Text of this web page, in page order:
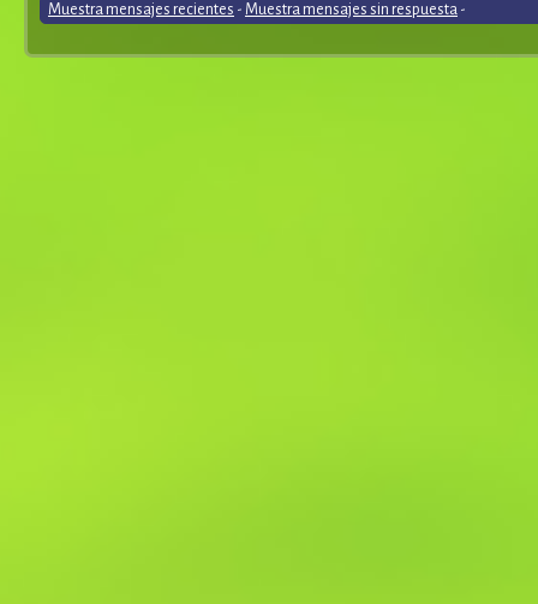
Muestra mensajes recientes - Muestra mensajes sin respuesta -